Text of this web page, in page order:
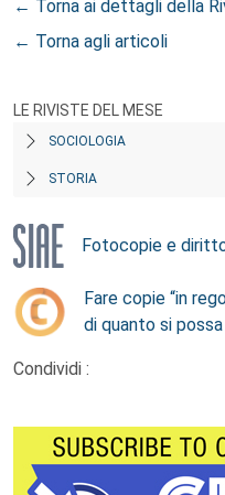
← Torna ai dettagli della
← Torna agli articoli
LE RIVISTE DEL MESE
SOCIOLOGIA
STORIA
Fotocopie e
Fare copie “in
di quanto si
Condividi :